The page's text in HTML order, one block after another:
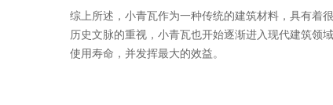
综上所述，小青瓦作为一种传统的建筑材料，具有着
历史文脉的重视，小青瓦也开始逐渐进入现代建筑领
使用寿命，并发挥最大的效益。